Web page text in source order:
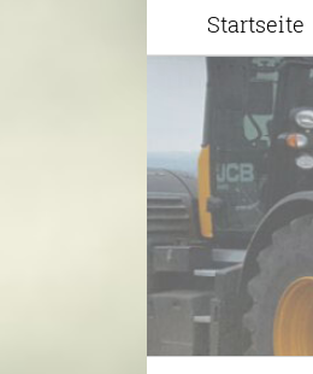
Startseite